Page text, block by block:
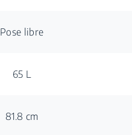
Pose libre
65 L
81.8 cm